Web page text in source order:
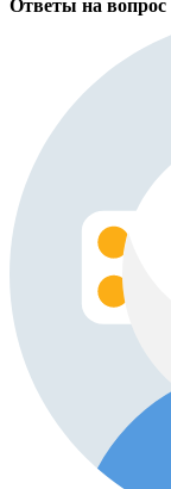
Ответы на вопрос